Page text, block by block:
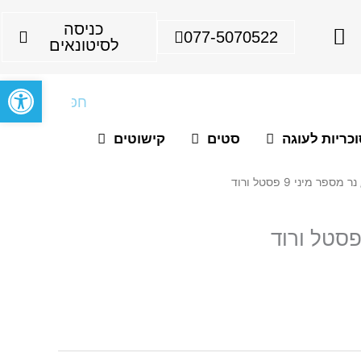
I
n
g
a
077-5070522
כניסה
לסיטונאים
לעוגה סטים קישוטים
מספר מיני 9 פסטל ורוד
פתח